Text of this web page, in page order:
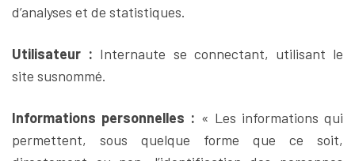
d’analyses et de statistiques.
Utilisateur : Internaute se connectant, utilisant le
site susnommé.
Informations personnelles : « Les informations qui
permettent, sous quelque forme que ce soit,